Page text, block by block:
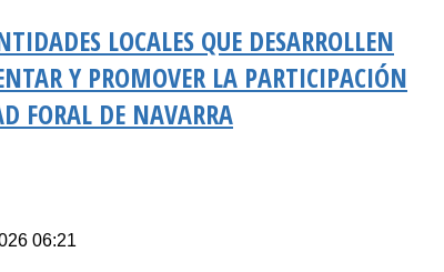
LOCALES QUE DESARROLLEN
Y PROMOVER LA PARTICIPACIÓN
FORAL DE NAVARRA
06:21